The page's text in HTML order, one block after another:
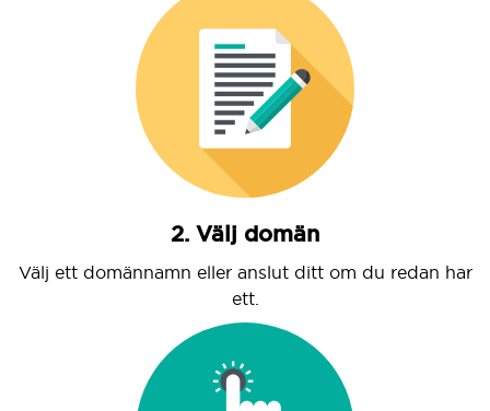
2. Välj domän
Välj ett domännamn eller anslut ditt om du redan har
ett.